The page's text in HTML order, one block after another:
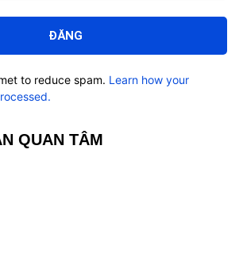
to reduce spam. Learn how your
QUAN TÂM